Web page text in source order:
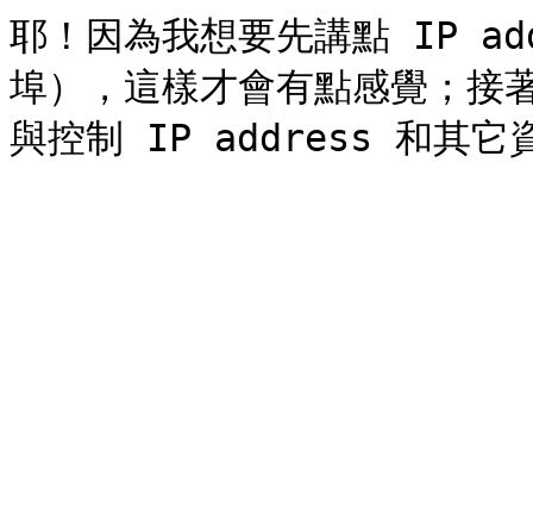
耶！因為我想要先講點 IP
埠），這樣才會有點感覺；